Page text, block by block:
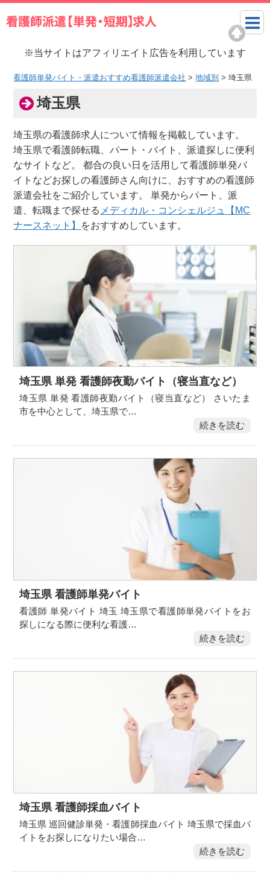
※当サイトはアフィリエイト広告を利用しています
看護師単発バイト・派遣おすすめ看護師派遣会社 >地域別 >埼玉県
埼玉県
埼玉県の看護師求人について情報を掲載しています。
埼玉県で看護師転職、パート・バイト、派遣探しに便利
なサイトなど。 都合の良い日を活用して看護師単発バ
イトなどお探しの看護師さん向けに、おすすめの看護師
派遣会社をご紹介しています。 単発からパート、派
遣、転職まで探せる メディカル・コンシェルジュ【MC
ナースネット】 をおすすめしています。
埼玉県 単発 看護師夜勤バイト（寝当直など）
埼玉県 単発 看護師夜勤バイト（寝当直など） さいたま
市を中心として、埼玉県で…
続きを読む
埼玉県 看護師単発バイト
看護師 単発バイト 埼玉 埼玉県で看護師単発バイトをお
探しになる際に便利な看護…
続きを読む
埼玉県 看護師採血バイト
埼玉県 巡回健診単発・看護師採血バイト 埼玉県で採血バ
イトをお探しになりたい場合…
続きを読む